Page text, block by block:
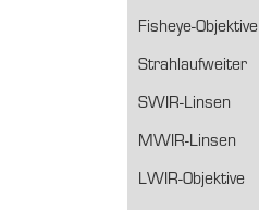
Fisheye-Objektive
Strahlaufweiter
SWIR-Linsen
MWIR-Linsen
LWIR-Objektive